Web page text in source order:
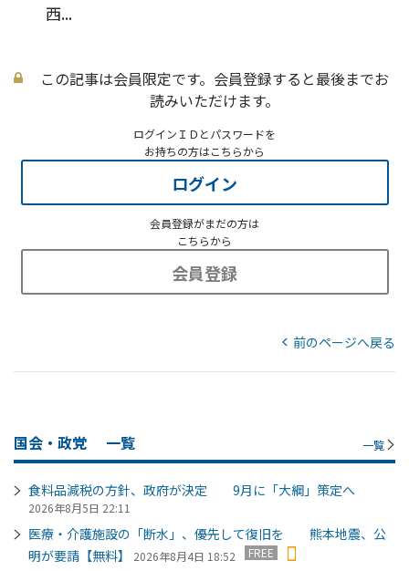
西...
この記事は会員限定です。会員登録すると最後までお
読みいただけます。
ログインＩＤとパスワードを
お持ちの方はこちらから
ログイン
会員登録がまだの方は
こちらから
会員登録
前のページへ戻る
国会・政党 一覧 一覧
食料品減税の方針、政府が決定 9月に「大綱」策定へ
2026年8月5日 22:11
医療・介護施設の「断水」、優先して復旧を 熊本地震、公
明が要請【無料】
2026年8月4日 18:52 FREE